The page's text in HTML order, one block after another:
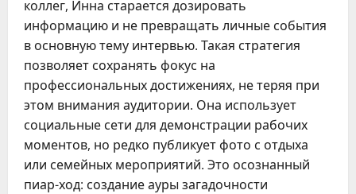
коллег, Инна старается дозировать
информацию и не превращать личные события
в основную тему интервью. Такая стратегия
позволяет сохранять фокус на
профессиональных достижениях, не теряя при
этом внимания аудитории. Она использует
социальные сети для демонстрации рабочих
моментов, но редко публикует фото с отдыха
или семейных мероприятий. Это осознанный
пиар-ход: создание ауры загадочности